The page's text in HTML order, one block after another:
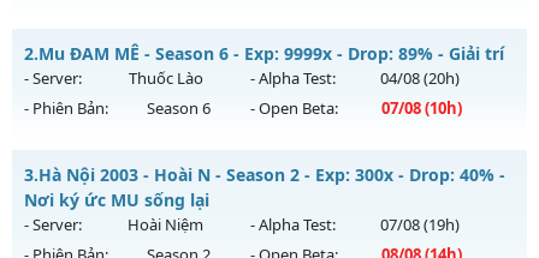
MU CỔ XƯA - Cày Cuốc 100%, Không Custom
Mu mới ra tháng 08 2026 - Mở máy chủ
HOÀI NIỆMvào 19h
ngày 01/08/2626
Kiểu reset: Reset In Game
Thể loại: Mu Nguyên bản Webzen
Antihack: Phiên bản mới nhất
2.Mu ĐAM MÊ - Season 6 - Exp: 9999x - Drop: 89% - Giải trí
- Server: Thuốc Lào - Alpha Test: 04/08(20h)
- Phiên Bản:
Season 6 - Open Beta: 07/08(10h)
Mu ĐAM MÊ - Giải trí
Mu mới ra tháng 08 2026 - Mở máy chủ
ngày 07/08/2626
3.Hà Nội 2003 - Hoài N - Season 2 - Exp: 300x - Drop: 40% -
Nơi ký ức MU sống lại
- Server: Hoài Niệm - Alpha Test: 07/08(19h)